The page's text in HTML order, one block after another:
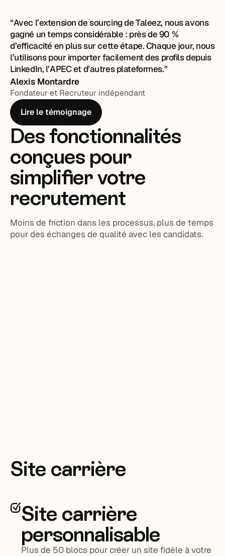
informations clés d'un CV.
Fini le temps passé à retranscrire manuellement les
détails d'un candidat dans votre ATS. Il vous suffit
désormais d'envoyer le CV à une adresse e-mail
dédiée pour que la fiche de votre candidat soit
automatiquement créée dans votre outil de
recrutement.
“Avec l’extension de sourcing de Taleez, nous avons
gagné un temps considérable : près de 90 %
d’efficacité en plus sur cette étape. Chaque jour, nous
l’utilisons pour importer facilement des profils depuis
LinkedIn, l’APEC et d’autres plateformes.”
Alexis Montardre
Fondateur et Recruteur indépendant
Lire le témoignage
Des fonctionnalités
conçues pour
simplifier votre
recrutement
Moins de friction dans les processus, plus de temps
pour des échanges de qualité avec les candidats.
Site carrière
Site carrière
personnalisable
Plus de 50 blocs pour créer un site fidèle à votre